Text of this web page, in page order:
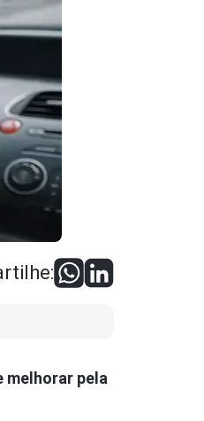
melhorar pela